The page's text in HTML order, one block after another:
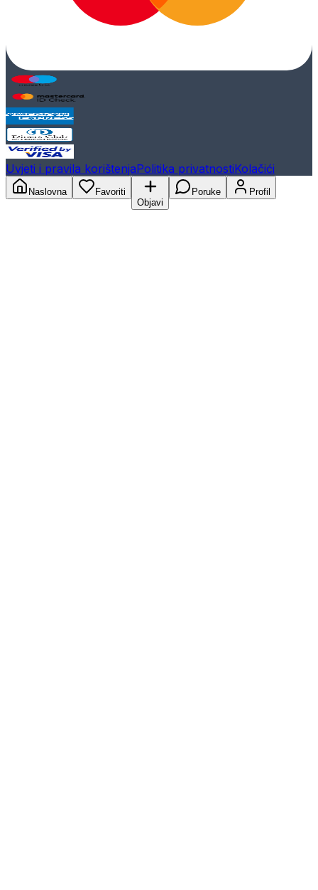
Uvjeti i pravila korištenjaPolitika privatnostiKolačići
Naslovna
Favoriti
Objavi
Poruke Profil